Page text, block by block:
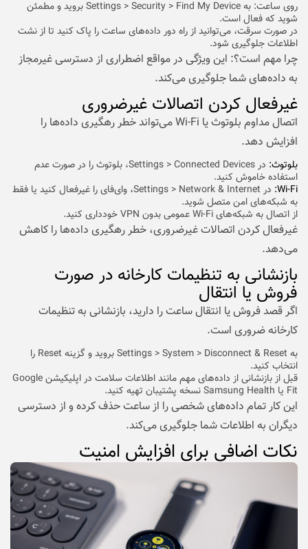
روی ساعت: به Settings > Security > Find My Device بروید و مطمئن
شوید که فعال است.
در صورت سرقت، می‌توانید از راه دور داده‌های ساعت را پاک کنید تا از نشت
اطلاعات جلوگیری شود.
چرا مهم است؟: این ویژگی در مواقع اضطراری از دسترسی غیرمجاز
به داده‌های شما جلوگیری می‌کند.
غیرفعال کردن اتصالات غیرضروری
اتصال مداوم بلوتوث یا Wi-Fi می‌تواند خطر رهگیری داده‌ها را
افزایش دهد.
بلوتوث:
در Settings > Connected Devices، بلوتوث را در صورت عدم
استفاده خاموش کنید.
Wi-Fi:
در Settings > Network & Internet، وای‌فای را غیرفعال کنید یا فقط
به شبکه‌های امن متصل شوید.
از اتصال به شبکه‌های Wi-Fi عمومی بدون VPN خودداری کنید.
غیرفعال کردن اتصالات غیرضروری، خطر رهگیری داده‌ها را کاهش
می‌دهد.
بازنشانی به تنظیمات کارخانه در صورت
فروش یا انتقال
اگر قصد فروش یا انتقال ساعت را دارید، بازنشانی به تنظیمات
کارخانه ضروری است.
به Settings > System > Disconnect & Reset بروید و گزینه Reset را
انتخاب کنید.
قبل از بازنشانی از داده‌های مهم مانند اطلاعات سلامت در اپلیکیشن Google
Fit یا Samsung Health نسخه پشتیبان تهیه کنید.
این کار تمام داده‌های شخصی را از ساعت حذف کرده و از دسترسی
دیگران به اطلاعات شما جلوگیری می‌کند.
نکات اضافی برای افزایش امنیت